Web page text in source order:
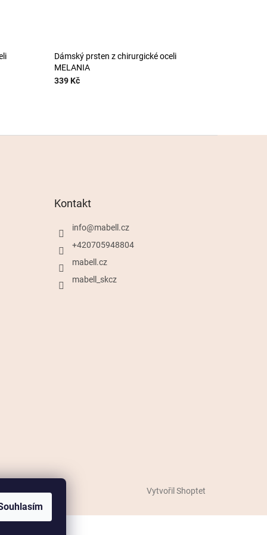
Dámský prsten z chirurgické oceli
MELANIA
339 Kč
Kontakt
info@mabell.cz
+420705948804
mabell.cz
mabell_skcz
Vytvořil Shoptet